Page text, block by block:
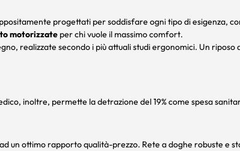
progettati per soddisfare ogni tipo di esigenza,
motorizzate per chi vuole il massimo comfort.
realizzate secondo i più attuali studi ergonomici. Un
inoltre, permette la detrazione del 19% come spesa
un ottimo rapporto qualità-prezzo. Rete a doghe robuste e